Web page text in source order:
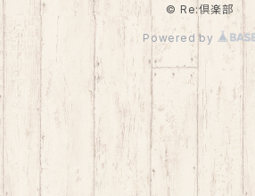
© Re:倶楽部
Powered by